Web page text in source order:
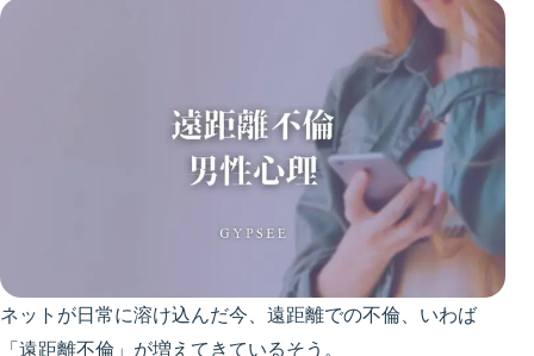
ネットが日常に溶け込んだ今、遠距離での不倫、いわば
「遠距離不倫」が増えてきているそう。